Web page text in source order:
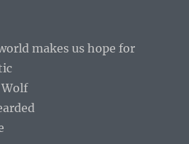
makes us hope for
Wolf